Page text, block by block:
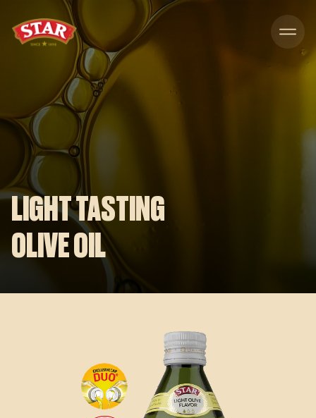
Skip to content
LIGHT TASTING
OLIVE OIL